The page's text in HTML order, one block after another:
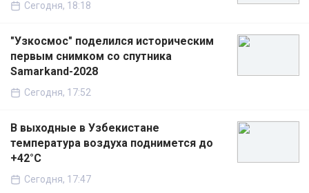
Сегодня, 18:18
"Узкосмос" поделился историческим
первым снимком со спутника
Samarkand-2028
Сегодня, 17:52
В выходные в Узбекистане
температура воздуха поднимется до
+42°C
Сегодня, 17:47